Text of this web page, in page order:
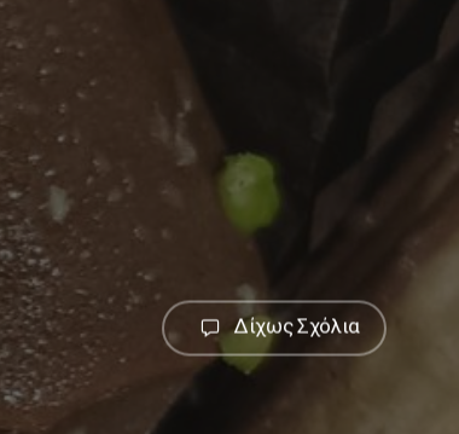
Δίχως Σχόλια